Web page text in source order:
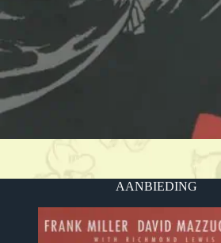
AANBIEDING